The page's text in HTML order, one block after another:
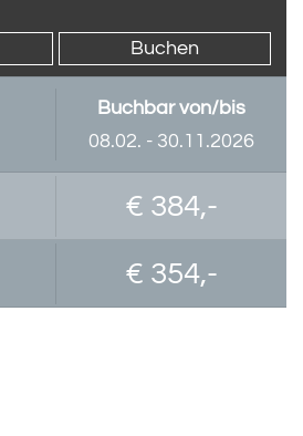
Buchen
Buchbar von/bis
08.02. - 30.11.2026
€ 384,-
€ 354,-